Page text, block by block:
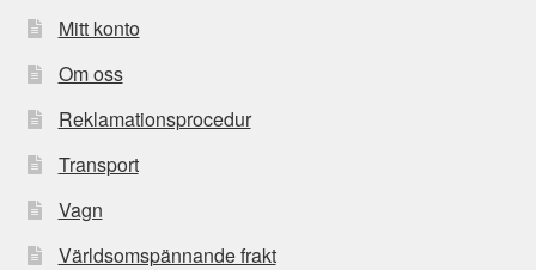
Mitt konto
Om oss
Reklamationsprocedur
Transport
Vagn
Världsomspännande frakt